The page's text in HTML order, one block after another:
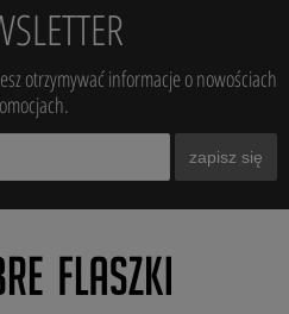
otrzymywać informacje o nowościach
zapisz się